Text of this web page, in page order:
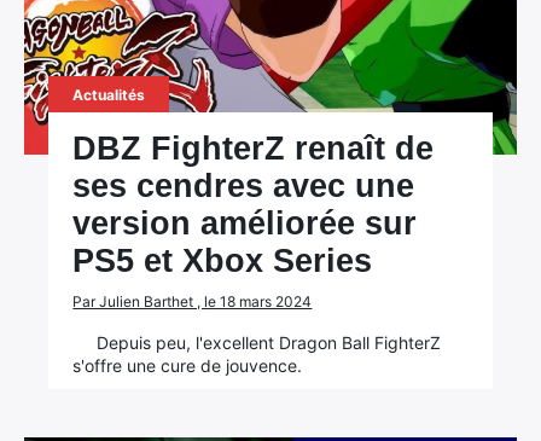
Actualités
DBZ FighterZ renaît de
ses cendres avec une
version améliorée sur
PS5 et Xbox Series
Par Julien Barthet , le 18 mars 2024
Depuis peu, l'excellent Dragon Ball FighterZ
s'offre une cure de jouvence.